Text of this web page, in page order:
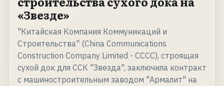
«Звезде»
"Китайская Компания Коммуникаций и
Строительства" (China Communications
Construction Company Limited - CCCC), строящая
сухой док для ССК "Звезда", заключила контракт
с машиностроительным заводом "Армалит" на